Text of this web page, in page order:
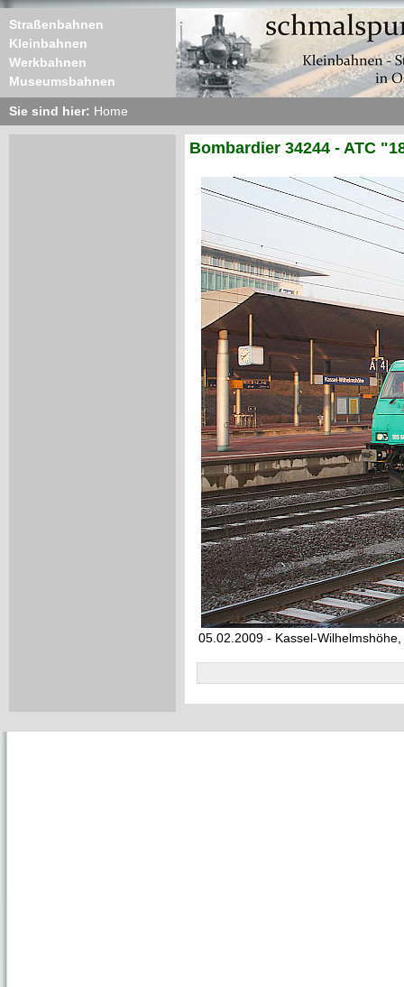
Straßenbahnen
Kleinbahnen
Werkbahnen
Museumsbahnen
Sie sind hier: Home
Bombardier 34244 - ATC
05.02.2009 - Kassel-